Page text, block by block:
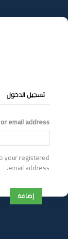
إلى
المحتوى
التبويبات
الأساسية
تسجيل الدخول
email address
your registered
email address.